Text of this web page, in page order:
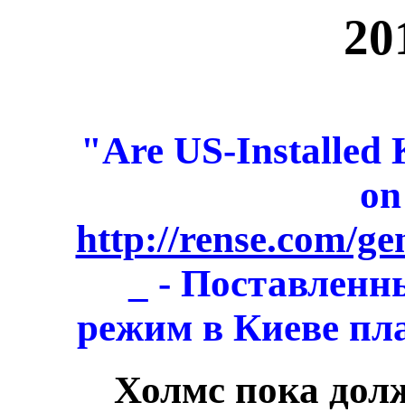
"Are US-Installed
http://rense.com/
_ -
режим в Киеве
Холмс пока